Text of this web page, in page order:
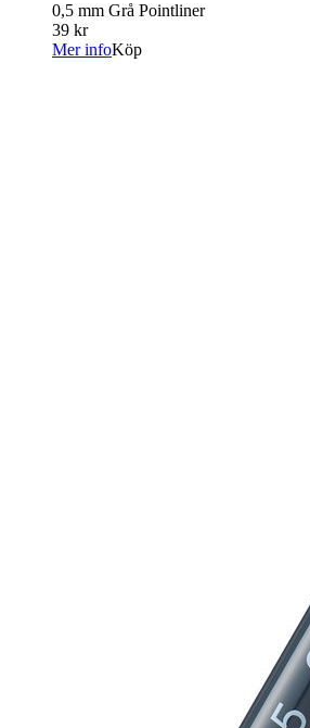
0,5 mm Grå Pointliner
39 kr
Mer infoKöp